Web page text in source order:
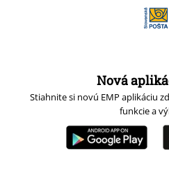
Nová
Stiahnite si novú EMP aplikáciu
funkcie a